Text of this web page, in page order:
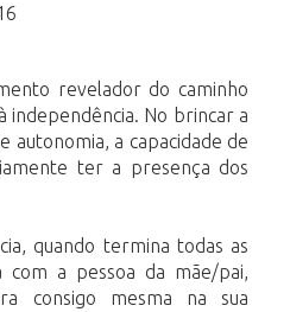
revelador do caminho
independência. No brincar a
autonomia, a capacidade de
ter a presença dos
quando termina todas as
com a pessoa da mãe/pai,
consigo mesma na sua